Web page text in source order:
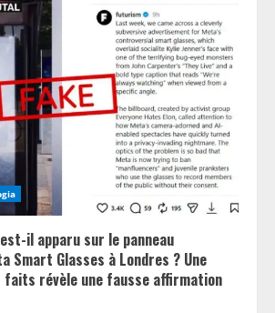
il apparu sur le panneau
Smart Glasses à Londres ? Une
révèle une fausse affirmation